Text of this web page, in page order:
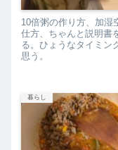
10倍粥の作り方、加湿
仕方、ちゃんと説明書
る。ひょうなタイミン
思う。
暮らし